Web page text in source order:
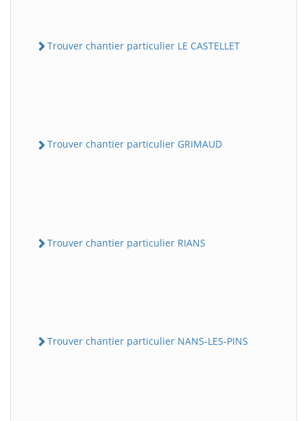
Trouver chantier particulier LE CASTELLET
Trouver chantier particulier GRIMAUD
Trouver chantier particulier RIANS
Trouver chantier particulier NANS-LES-PINS